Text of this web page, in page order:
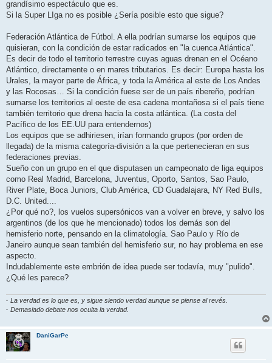
grandísimo espectáculo que es.
Si la Super LIga no es posible ¿Sería posible esto que sigue?
Federación Atlántica de Fútbol. A ella podrían sumarse los equipos que
quisieran, con la condición de estar radicados en "la cuenca Atlántica".
Es decir de todo el territorio terrestre cuyas aguas drenan en el Océano
Atlántico, directamente o en mares tributarios. Es decir: Europa hasta los
Urales, la mayor parte de África, y toda la América al este de Los Andes
y las Rocosas… Si la condición fuese ser de un país ribereño, podrían
sumarse los territorios al oeste de esa cadena montañosa si el país tiene
también territorio que drena hacia la costa atlántica. (La costa del
Pacífico de los EE.UU para entendernos)
Los equipos que se adhiriesen, irían formando grupos (por orden de
llegada) de la misma categoría-división a la que pertenecieran en sus
federaciones previas.
Sueño con un grupo en el que disputasen un campeonato de liga equipos
como Real Madrid, Barcelona, Juventus, Oporto, Santos, Sao Paulo,
River Plate, Boca Juniors, Club América, CD Guadalajara, NY Red Bulls,
D.C. United....
¿Por qué no?, los vuelos supersónicos van a volver en breve, y salvo los
argentinos (de los que he mencionado) todos los demás son del
hemisferio norte, pensando en la climatología. Sao Paulo y Río de
Janeiro aunque sean también del hemisferio sur, no hay problema en ese
aspecto.
Indudablemente este embrión de idea puede ser todavía, muy "pulido".
¿Qué les parece?
· La verdad es lo que es, y sigue siendo verdad aunque se piense al revés.
· Demasiado debate nos oculta la verdad.
DaniGarPe